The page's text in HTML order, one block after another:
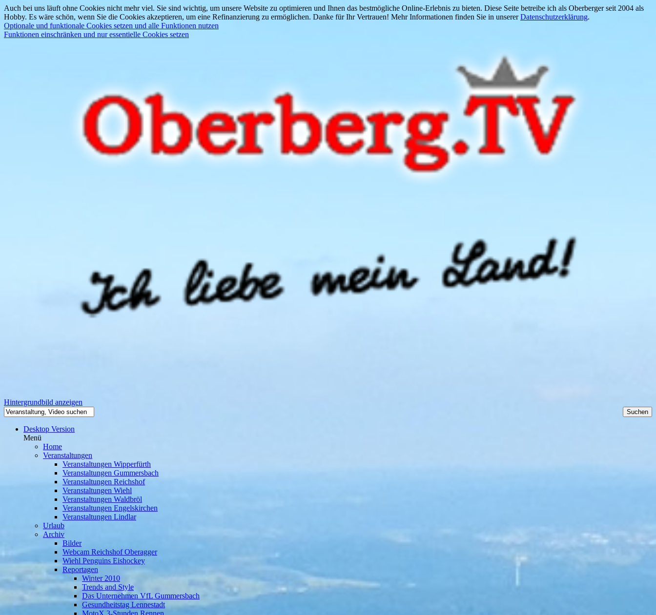
Auch bei uns läuft ohne Cookies nicht mehr viel. Sie sind wichtig, um unsere Website zu optimieren und Ihnen das bestmögliche Online-Erlebnis zu bieten. Diese Seite betreibe ich als Oberberger seit 2004 als
Hobby. Es wäre schön, wenn Sie die Cookies akzeptieren, um eine Refinanzierung zu ermöglichen. Danke für Ihr Vertrauen! Mehr Informationen finden Sie in unsererDatenschutzerklärung.
Optionale und funktionale Cookies setzen und alle Funktionen nutzen
Funktionen einschränken und nur essentielle Cookies setzen
Hintergrundbild anzeigen
Desktop Version
Menü
Home
Veranstaltungen
Veranstaltungen Wipperfürth
Veranstaltungen Gummersbach
Veranstaltungen Reichshof
Veranstaltungen Wiehl
Veranstaltungen Waldbröl
Veranstaltungen Engelskirchen
Veranstaltungen Lindlar
Urlaub
Archiv
Bilder
Webcam Reichshof Oberagger
Wiehl Penguins Eishockey
Reportagen
Winter 2010
Trends and Style
Das Unternehmen VfL Gummersbach
Gesundheitstag Lennestadt